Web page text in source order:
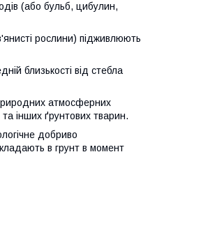
(або бульб, цибулин,
рослини) підживлюють
близькості від стебла
атмосферних
інших ґрунтових тварин.
добриво
в грунт в момент